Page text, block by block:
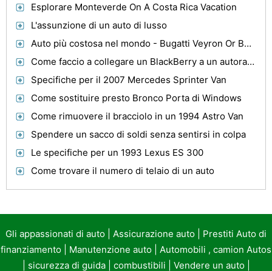
Esplorare Monteverde On A Costa Rica Vacation
L'assunzione di un auto di lusso
Auto più costosa nel mondo - Bugatti Veyron Or Bugatti Royale
Come faccio a collegare un BlackBerry a un autoradio?
Specifiche per il 2007 Mercedes Sprinter Van
Come sostituire presto Bronco Porta di Windows
Come rimuovere il bracciolo in un 1994 Astro Van
Spendere un sacco di soldi senza sentirsi in colpa
Le specifiche per un 1993 Lexus ES 300
Come trovare il numero di telaio di un auto
Gli appassionati di auto Assicurazione auto
Prestiti Auto di
finanziamento
Manutenzione auto
Automobili , camion Autos
sicurezza di guida| combustibili Vendere un auto|